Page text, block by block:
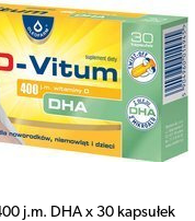
j.m. DHA x 30 kapsułek